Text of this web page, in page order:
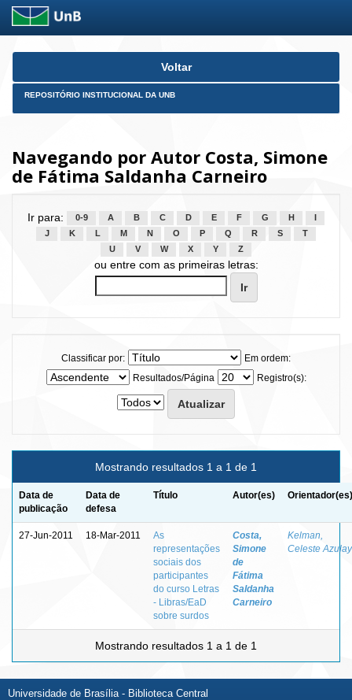
Skip
Voltar
REPOSITÓRIO INSTITUCIONAL DA UNB
Navegando por Autor Costa, Simone
de Fátima Saldanha Carneiro
Ir para: 0-9 A B C D E F G H
J
K L M N O P Q R S
T
U
V W X Y Z
ou entre com as primeiras letras:
Classificar por:
Em ordem:
Resultados/Página
Registro(s):
Mostrando resultados 1 a 1 de 1
Data de
publicação
Data de
defesa
Título Autor(es) Orientador(es)
27-Jun-2011 18-Mar-2011
As
representações
sociais dos
participantes
do curso Letras
- Libras/EaD
sobre surdos
Costa,
Simone
de
Fátima
Saldanha
Carneiro
Kelman,
Celeste Azulay
Mostrando resultados 1 a 1 de 1
Universidade de Brasília - Biblioteca Central